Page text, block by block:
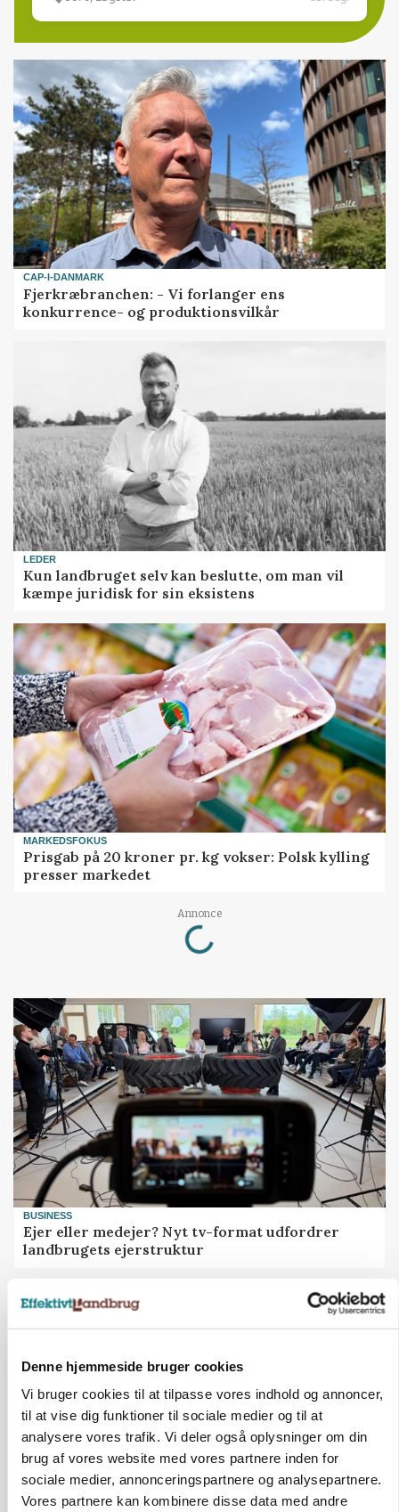
Denne hjemmeside bruger cookies
Vi bruger cookies til at tilpasse vores indhold og annoncer,
til at vise dig funktioner til sociale medier og til at
analysere vores trafik. Vi deler også oplysninger om din
brug af vores website med vores partnere inden for
sociale medier, annonceringspartnere og analysepartnere.
Vores partnere kan kombinere disse data med andre
CAP-I-DANMARK
Fjerkræbranchen: - Vi forlanger ens
konkurrence- og produktionsvilkår
LEDER
Kun landbruget selv kan beslutte, om man vil
kæmpe juridisk for sin eksistens
MARKEDSFOKUS
Prisgab på 20 kroner pr. kg vokser: Polsk kylling
presser markedet
Annonce
Loading...
BUSINESS
Ejer eller medejer? Nyt tv-format udfordrer
landbrugets ejerstruktur